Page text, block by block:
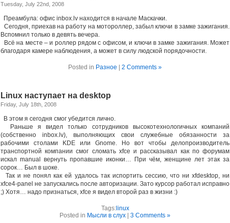
Tuesday, July 22nd, 2008
Преамбула: офис inbox.lv находится в начале Маскачки.
Сегодня, приехав на работу на мотороллер, забыл ключи в замке зажигания.
Вспомнил только в девять вечера.
Всё на месте – и роллер рядом с офисом, и ключи в замке зажигания. Может
благодаря камере наблюдения, а может в силу людской порядочности.
Posted in Разное 2 Comments »
Linux наступает на desktop
Friday, July 18th, 2008
В этом я сегодня смог убедится лично.
Раньше я видел только сотрудников высокотехнологичных компаний
(собственно inbox.lv), выполняющих свои служебные обязанности за
рабочими столами KDE или Gnome. Но вот чтобы делопроизводитель
транспортной компании смог сломать xfce и рассказывал как по форумам
искал manual вернуть пропавшие иконки… При чём, женщине лет этак за
сорок… Был в шоке.
Так и не понял как ей удалось так испортить сессию, что ни xfdesktop, ни
xfce4-panel не запускались после авторизации. Зато курсор работал исправно
;) Хотя… надо признаться, xfce я видел второй раз в жизни :)
Tags:linux
Posted in Мысли в слух 3 Comments »